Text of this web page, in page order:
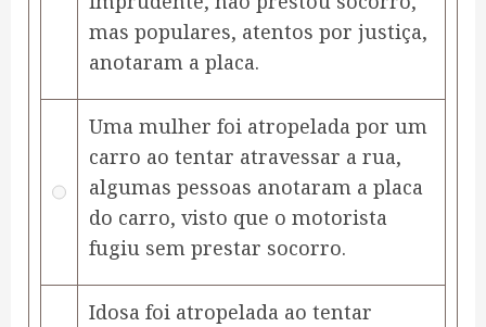
mas populares, atentos por justiça,
anotaram a placa.
Uma mulher foi atropelada por um
carro ao tentar atravessar a rua,
algumas pessoas anotaram a placa
do carro, visto que o motorista
fugiu sem prestar socorro.
Idosa foi atropelada ao tentar